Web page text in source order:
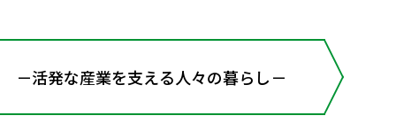
発な産業を支える人々の暮らし－